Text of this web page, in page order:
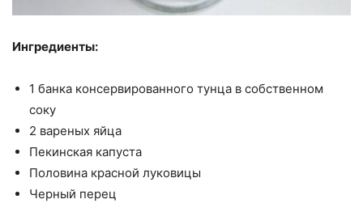
Ингредиенты:
1 банка консервированного тунца в собственном
соку
2 вареных яйца
Пекинская капуста
Половина красной луковицы
Черный перец